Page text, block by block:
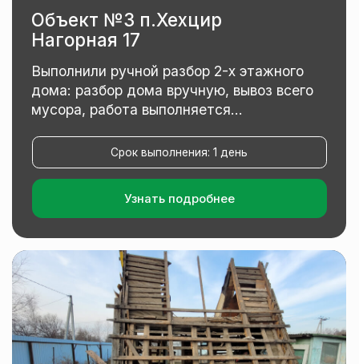
Объект №5 Тульская 23
Срок выполнения: 2 дня
дома 140 м²: разбор без сохранения
материалов, работа выполнена...